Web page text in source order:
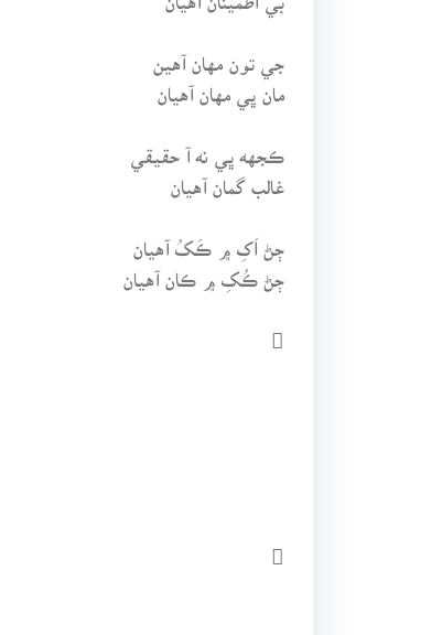
جي تون مهان آهين
مان ڀي مهان آهيان
ڪجهه ڀي نه آ حقيقي
غالب گمان آهيان
ڄڻ اَکِ ۾ ڪَکُ آهيان
ڄڻ ڪُکِ ۾ ڪان آهيان

